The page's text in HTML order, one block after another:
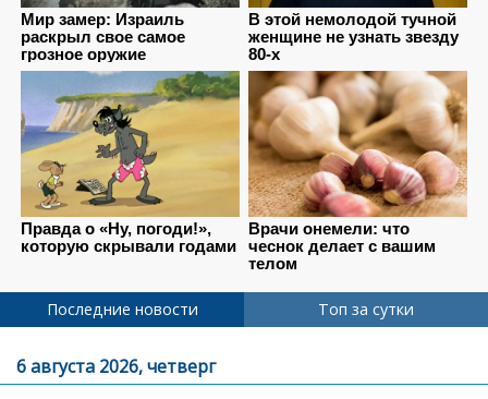
Последние новости Топ за сутки
6 августа 2026, четверг